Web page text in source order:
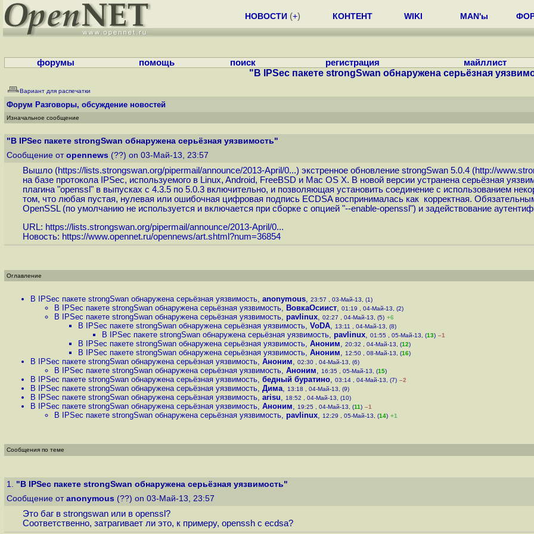
НОВОСТИ (+) КОНТЕНТ WIKI MAN'ы
форумы помощь поиск регистрация майллист
"В IPSec пакете strongSwan обнаружена серьёзная
Вариант для распечатки
Форум Разговоры, обсуждение новостей
Изначальное сообщение
"В IPSec пакете strongSwan обнаружена серьёзная уязвимость"
Сообщение от opennews (??) on 03-Май-13, 23:57
Вышло (https://lists.strongswan.org/pipermail/announce/2013-April/0...) экстренное обновление strongSwan 5.0.4 (http://
на базе протокола IPSec, используемого в Linux, Android, FreeBSD и Mac OS X. В новой версии устранена серьёзная
плагина "openssl" в выпусках с 4.3.5 по 5.0.3 включительно, и позволяющая установить соединение с использованием
том, что любая пустая, нулевая или ошибочная цифровая подпись ECDSA воспринималась как корректная.
OpenSSL (по умолчанию не используется и включается при сборке с опцией "--enable-openssl") и задействование
URL: https://lists.strongswan.org/pipermail/announce/2013-April/0...
Новость: https://www.opennet.ru/opennews/art.shtml?num=36854
Оглавление
В IPSec пакете strongSwan обнаружена серьёзная уязвимость, anonymous, 23:57 , 03-Май-13, (1)
В IPSec пакете strongSwan обнаружена серьёзная уязвимость, ВовкаОсиист, 01:19 , 04-Май-13, (2)
В IPSec пакете strongSwan обнаружена серьёзная уязвимость, pavlinux, 02:27 , 04-Май-13, (5) +6
В IPSec пакете strongSwan обнаружена серьёзная уязвимость, VoDA, 13:11 , 04-Май-13, (8)
В IPSec пакете strongSwan обнаружена серьёзная уязвимость, pavlinux, 01:55 , 05-Май-13, (13) –1
В IPSec пакете strongSwan обнаружена серьёзная уязвимость, Аноним, 20:32 , 04-Май-13, (12)
В IPSec пакете strongSwan обнаружена серьёзная уязвимость, Аноним, 12:50 , 08-Май-13, (16)
В IPSec пакете strongSwan обнаружена серьёзная уязвимость, Аноним, 02:30 , 04-Май-13, (6)
В IPSec пакете strongSwan обнаружена серьёзная уязвимость, Аноним, 16:35 , 05-Май-13, (15)
В IPSec пакете strongSwan обнаружена серьёзная уязвимость, бедный буратино, 03:14 , 04-Май-13, (7) –2
В IPSec пакете strongSwan обнаружена серьёзная уязвимость, Дима, 13:18 , 04-Май-13, (9)
В IPSec пакете strongSwan обнаружена серьёзная уязвимость, arisu, 18:52 , 04-Май-13, (10)
В IPSec пакете strongSwan обнаружена серьёзная уязвимость, Аноним, 19:25 , 04-Май-13, (11) –1
В IPSec пакете strongSwan обнаружена серьёзная уязвимость, pavlinux, 12:29 , 05-Май-13, (14) +1
Сообщения по теме
1. "В IPSec пакете strongSwan обнаружена серьёзная уязвимость"
Сообщение от anonymous (??) on 03-Май-13, 23:57
Это баг в strongswan или в openssl?
Соответственно, затрагивает ли это, к примеру, openssh с ecdsa?